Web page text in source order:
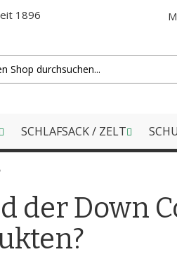
1896
SCHLAFSACK / ZELT
der Down